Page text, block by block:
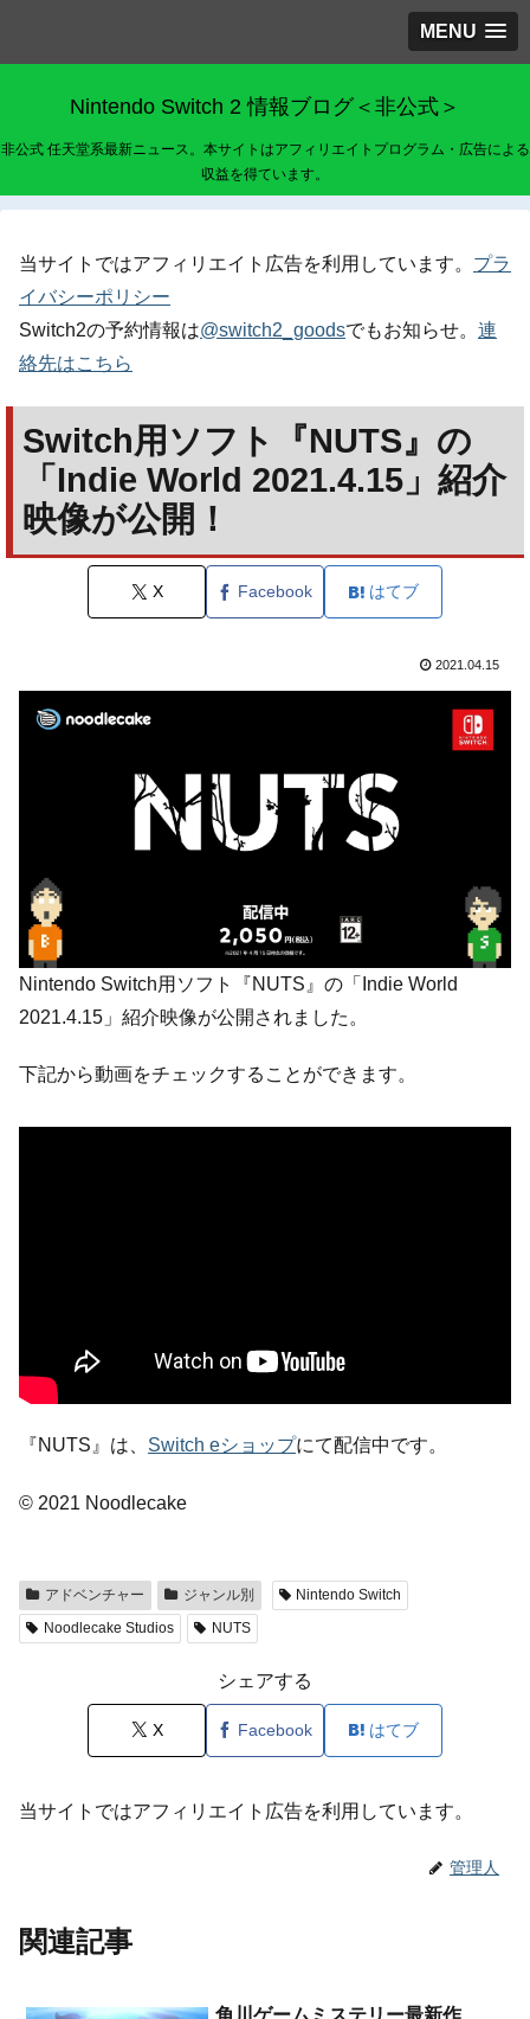
MENU
Nintendo Switch 2 情報ブログ＜非公式＞
非公式 任天堂系最新ニュース。本サイトはアフィリエイトプログラム・広告による
収益を得ています。
当サイトではアフィリエイト広告を利用しています。 プラ
イバシーポリシー
Switch2の予約情報は@switch2_goodsでもお知らせ。 連
絡先はこちら
Switch用ソフト『NUTS』の
「Indie World 2021.4.15」紹介
映像が公開！
X Facebook はてブ
2021.04.15
Nintendo Switch用ソフト『NUTS』の「Indie World
2021.4.15」紹介映像が公開されました。
下記から動画をチェックすることができます。
『NUTS』は、 Switch eショップにて配信中です。
© 2021 Noodlecake
アドベンチャー ジャンル別
Nintendo Switch
Noodlecake Studios
NUTS
シェアする
X Facebook はてブ
当サイトではアフィリエイト広告を利用しています。
管理人
関連記事
角川ゲームミステリー最新作